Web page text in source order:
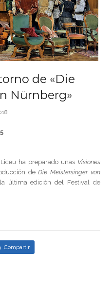
de «Die
Nürnberg»
ha preparado unas Visiones
deDie Meistersinger von
última edición del Festival de
Compartir